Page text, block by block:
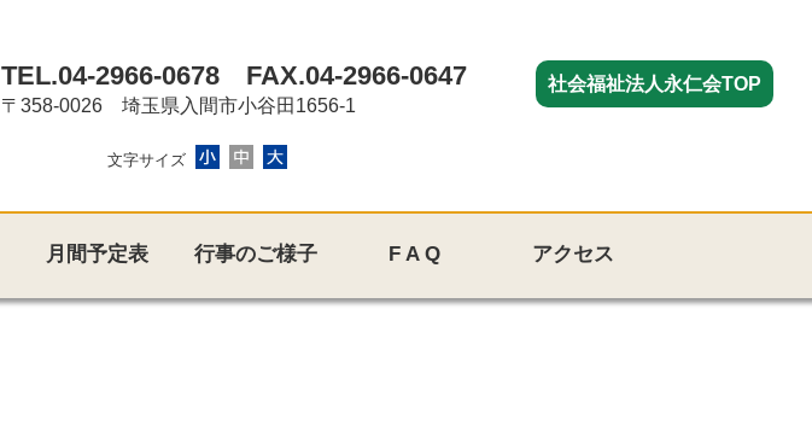
TEL.04-2966-0678 FAX.04-2966-0647
〒358-0026 埼玉県入間市小谷田1656-1
社会福祉法人永仁会TOP
文字サイズ
月間予定表 行事のご様子 F A Q アクセス